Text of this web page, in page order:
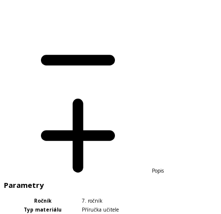
Popis
Parametry
Ročník
7. ročník
Typ materiálu
Příručka učitele